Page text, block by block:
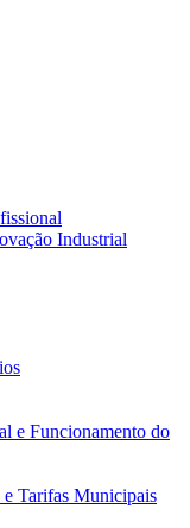
Industrial
e Funcionamento do
e Tarifas Municipais